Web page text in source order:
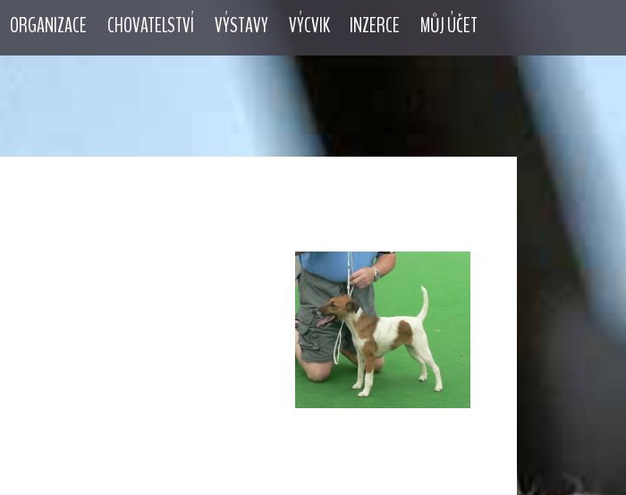
ORGANIZACE CHOVATELSTVÍ VÝSTAVY VÝCVIK INZERCE MŮJ ÚČET